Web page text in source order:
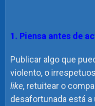
1. Piensa antes de
Publicar algo que
violento, o
like, retuitear o
desafortunada está